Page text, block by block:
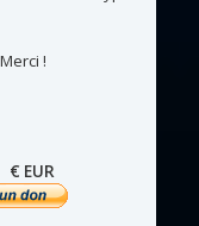
!
€ EUR